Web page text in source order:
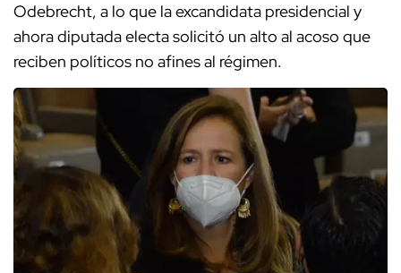
Odebrecht, a lo que la excandidata presidencial y
ahora diputada electa solicitó un alto al acoso que
reciben políticos no afines al régimen.